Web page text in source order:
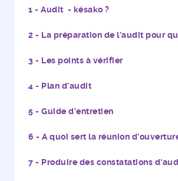
Audit - késako ?
La préparation de l'audit pour
Les points à vérifier
Plan d'audit
Guide d'entretien
A quoi sert la réunion
Produire des constatations